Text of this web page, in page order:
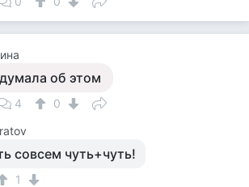
об этом
4 0
совсем чуть+чуть!
1